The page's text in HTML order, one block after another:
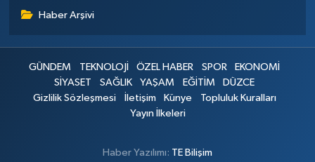
Haber Arşivi
GÜNDEM TEKNOLOJİ ÖZEL HABER SPOR
EKONOMİ
SİYASET
SAĞLIK YAŞAM EĞİTİM
DÜZCE
Gizlilik Sözleşmesi
İletişim Künye
Topluluk Kuralları
Yayın İlkeleri
Haber Yazılımı: TE Bilişim